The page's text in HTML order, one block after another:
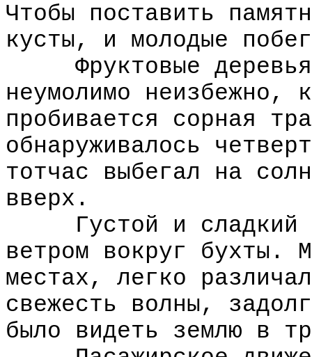
Чтобы поставить
кусты, и молодые
Фруктовые деревья
неумолимо неизбежно,
пробивается сорная
обнаруживалось
тотчас выбегал на
вверх.
Густой и сладкий
ветром вокруг бухты.
местах, легко
свежесть волны,
было видеть землю в